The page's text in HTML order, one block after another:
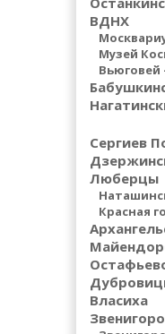
ВДНХ
Музей
Вьюговей
Сергиев
Люберцы
Красная
Власиха